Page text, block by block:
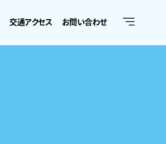
交通アクセス お問い合わせ